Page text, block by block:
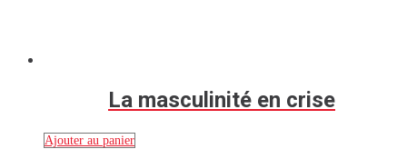
La masculinité en crise
Ajouter au panier